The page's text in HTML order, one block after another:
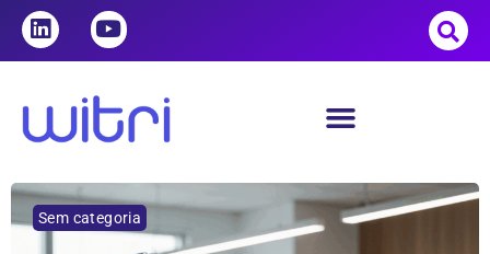
Sem categoria